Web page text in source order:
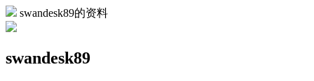
swandesk89的资料
swandesk89